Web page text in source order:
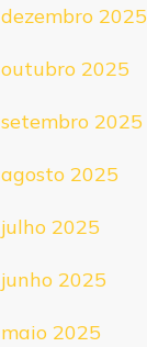
dezembro 2025
outubro 2025
setembro 2025
agosto 2025
julho 2025
junho 2025
maio 2025